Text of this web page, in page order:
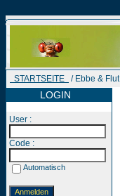
STARTSEITE / Ebbe & Flut
LOGIN
User :
Code :
Automatisch